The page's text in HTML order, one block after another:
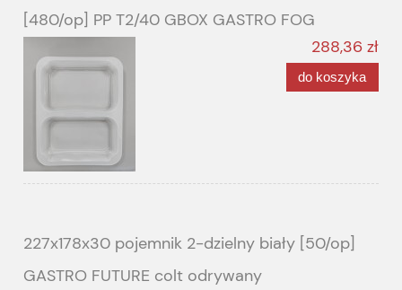
[480/op] PP T2/40 GBOX GASTRO FOG
288,36 zł
do koszyka
227x178x30 pojemnik 2-dzielny biały [50/op]
GASTRO FUTURE colt odrywany